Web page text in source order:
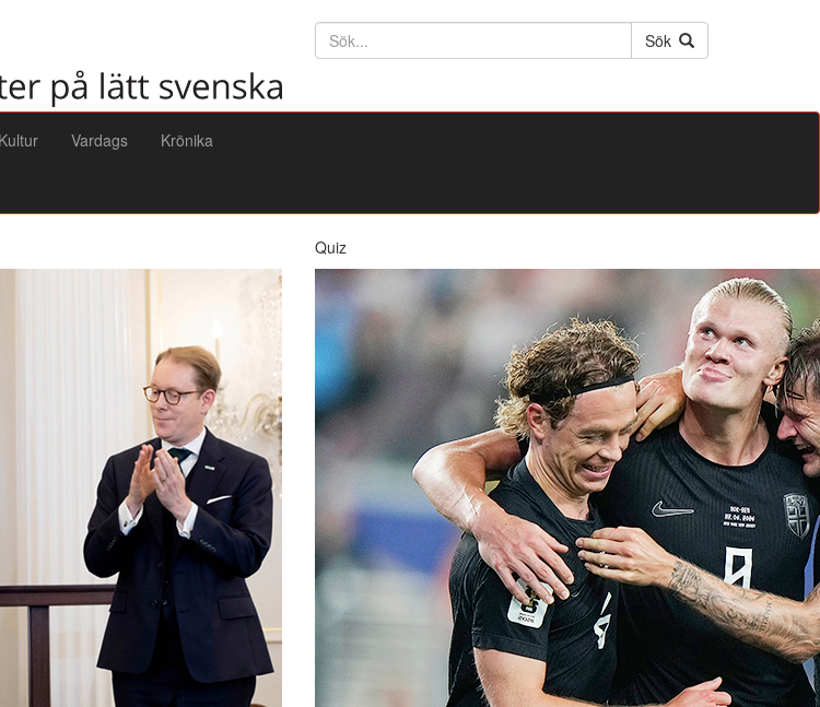
Söktext
Sök
Kultur Vardags Krönika
Quiz